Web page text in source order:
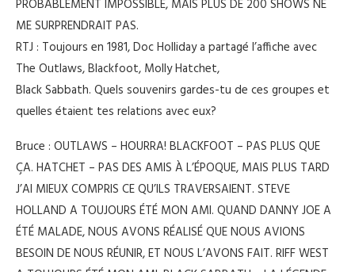
PROBABLEMENT IMPOSSIBLE, MAIS PLUS DE 200 SHOWS NE
ME SURPRENDRAIT PAS.
RTJ : Toujours en 1981, Doc Holliday a partagé l’affiche avec
The Outlaws, Blackfoot, Molly Hatchet,
Black Sabbath. Quels souvenirs gardes-tu de ces groupes et
quelles étaient tes relations avec eux?
Bruce : OUTLAWS – HOURRA! BLACKFOOT – PAS PLUS QUE
ÇA. HATCHET – PAS DES AMIS À L’ÉPOQUE, MAIS PLUS TARD
J’AI MIEUX COMPRIS CE QU’ILS TRAVERSAIENT. STEVE
HOLLAND A TOUJOURS ÉTÉ MON AMI. QUAND DANNY JOE A
ÉTÉ MALADE, NOUS AVONS RÉALISÉ QUE NOUS AVIONS
BESOIN DE NOUS RÉUNIR, ET NOUS L’AVONS FAIT. RIFF WEST